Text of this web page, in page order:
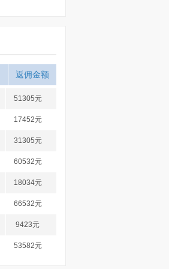
返佣金额
51305元
17452元
31305元
60532元
18034元
66532元
9423元
53582元